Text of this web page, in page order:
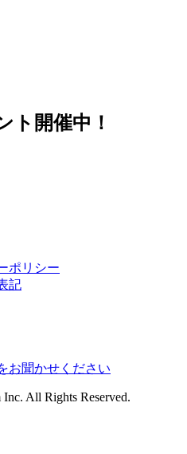
ト開催中！
ポリシー
記
お聞かせください
All Rights Reserved.